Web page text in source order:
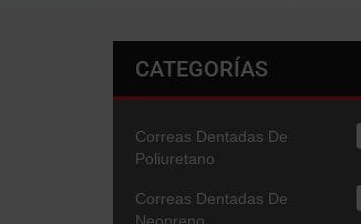
CATEGORÍAS
Correas Dentadas De
Poliuretano
Correas Dentadas De